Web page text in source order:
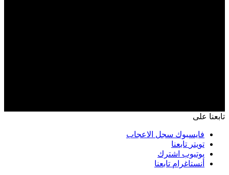
تابعنا على
فايسبوك سجل الاعجاب
تويتر تابعنا
يوتيوب اشترك
أنستاغرام تابعنا